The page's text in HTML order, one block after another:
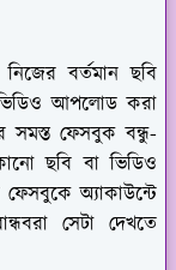
বর্তমান ছবি
ভিডিও আপলোড করা
সমস্ত ফেসবুক বন্ধু-
ছবি বা ভিডিও
অ্যাকাউন্টে
সেটা দেখতে